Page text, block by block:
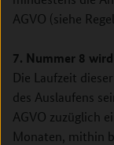
AGVO (siehe
7. Nummer 8
Die Laufzeit
des Auslaufens
AGVO zuzüglich
Monaten, mithin